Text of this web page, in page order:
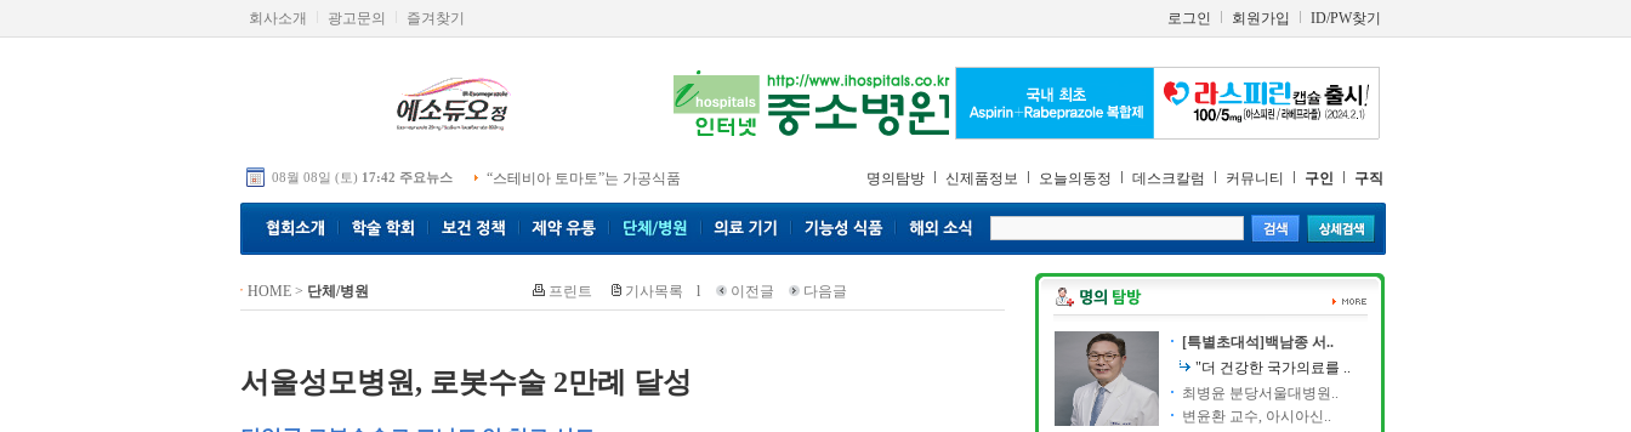
회사소개 광고문의 즐겨찾기 로그인 회원가입 ID/PW찾기
08월 08일 (토) 17:42 주요뉴스 “스테비아 토마토”는 가공식품 명의탐방 신제품정보 오늘의동정 데스크칼럼 커뮤니티 구인 구직
HOME> 단체/병원 프린트 기사목록 l 이전글 다음글
서울성모병원, 로봇수술 2만례 달성
[특별초대석]백남종 서..
"더 건강한 국가의료를 ..
최병윤 분당서울대병원..
변윤환 교수, 아시아신..